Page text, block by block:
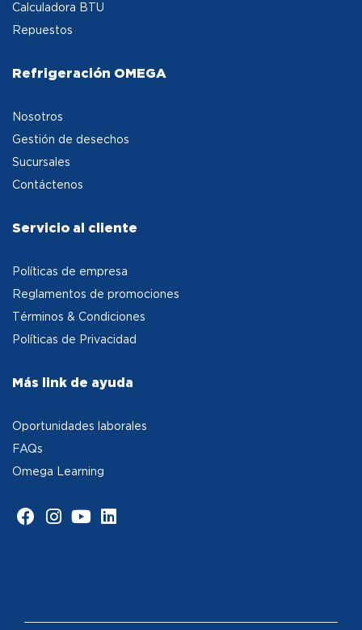
Calculadora BTU
Repuestos
Refrigeración OMEGA
Nosotros
Gestión de desechos
Sucursales
Contáctenos
Servicio al cliente
Políticas de empresa
Reglamentos de promociones
Términos & Condiciones
Políticas de Privacidad
Más link de ayuda
Oportunidades laborales
FAQs
Omega Learning